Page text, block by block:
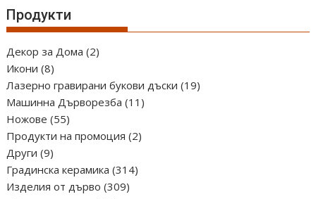
be
on
the
product
page
Продукти
Декор за Дома 22
Икони 88
продукта
Лазерно гравирани букови дъски 1919
Машинна Дърворезба 11 11
Ножове 5555
продукта
Продукти на промоция 22
Други 99
продукта
Градинска керамика 314314
Изделия от дърво 309309